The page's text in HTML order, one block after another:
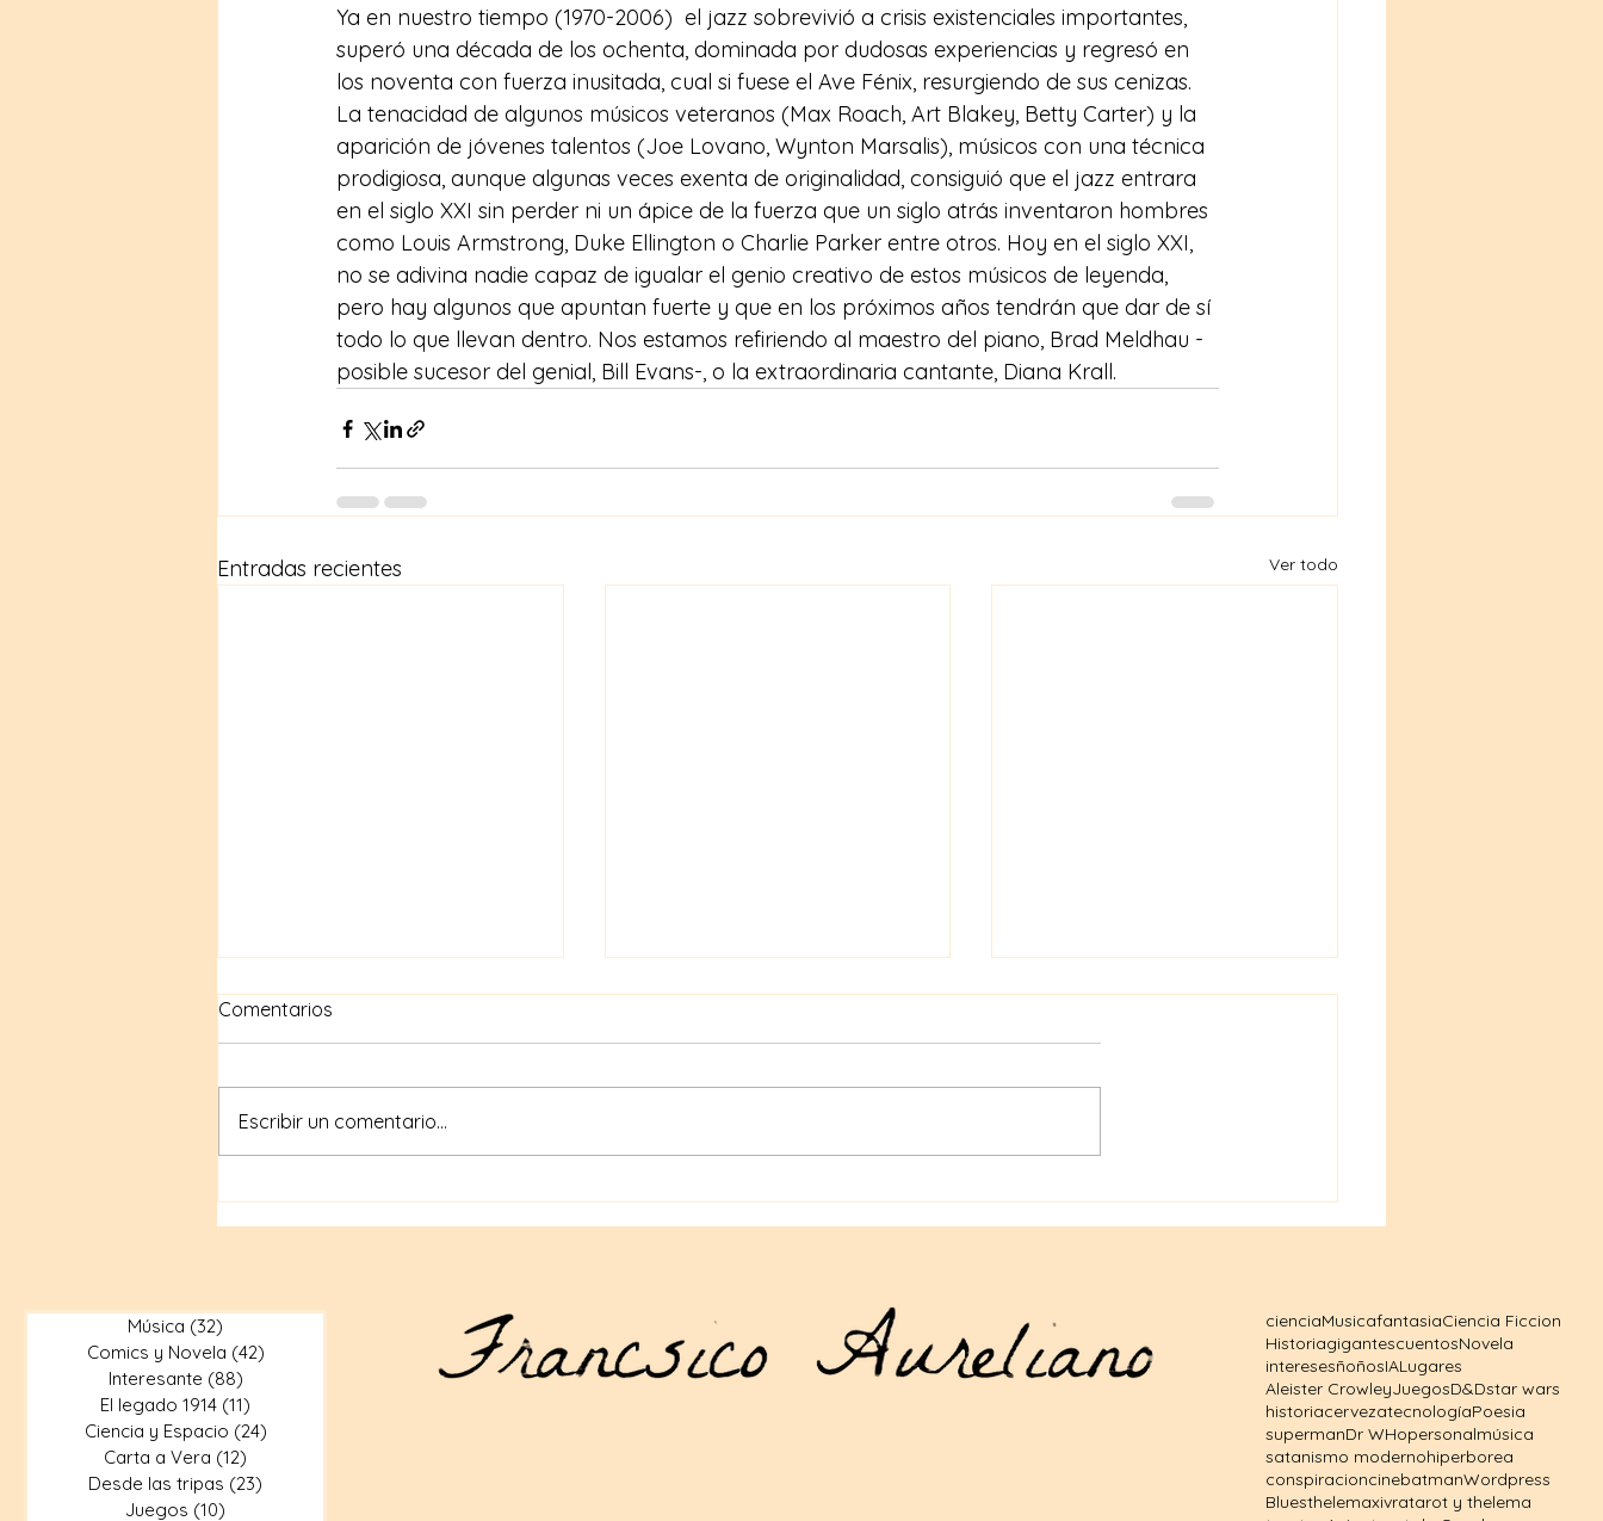
Ya en nuestro tiempo (1970-2006)  el jazz sobrevivió a crisis existenciales importantes,
superó una década de los ochenta, dominada por dudosas experiencias y regresó en
los noventa con fuerza inusitada, cual si fuese el Ave Fénix, resurgiendo de sus cenizas.
La tenacidad de algunos músicos veteranos (Max Roach, Art Blakey, Betty Carter) y la
aparición de jóvenes talentos (Joe Lovano, Wynton Marsalis), músicos con una técnica
prodigiosa, aunque algunas veces exenta de originalidad, consiguió que el jazz entrara
en el siglo XXI sin perder ni un ápice de la fuerza que un siglo atrás inventaron hombres
como Louis Armstrong, Duke Ellington o Charlie Parker entre otros. Hoy en el siglo XXI,
no se adivina nadie capaz de igualar el genio creativo de estos músicos de leyenda,
pero hay algunos que apuntan fuerte y que en los próximos años tendrán que dar de sí
todo lo que llevan dentro. Nos estamos refiriendo al maestro del piano, Brad Meldhau -
posible sucesor del genial, Bill Evans-, o la extraordinaria cantante, Diana Krall.
Entradas recientes Ver todo
Tiendas en línea para
necesitas: artículos geek en
Dragons a precios
Comentarios
Escribir un comentario...
Música (32)
Comics y Novela (42)
Interesante (88)
El legado 1914 (11)
Ciencia y Espacio (24)
Carta a Vera (12)
Desde las tripas (23)
Juegos (10)
cienciaMusicafantasiaCiencia Ficcion
HistoriagigantescuentosNovela
interesesñoñosIALugares
Aleister CrowleyJuegosD&Dstar wars
historiacervezatecnologíaPoesia
supermanDr WHopersonalmúsica
satanismo modernohiperborea
conspiracioncinebatmanWordpress
Bluesthelemaxivratarot y thelema